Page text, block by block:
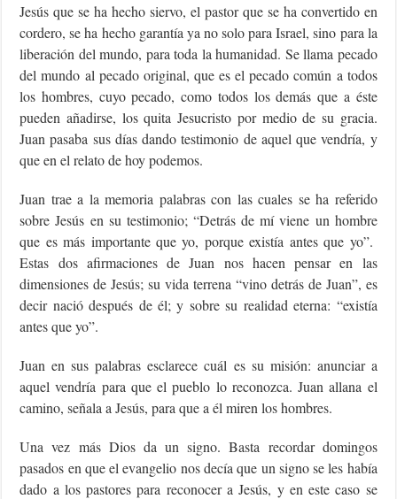
Jesús que se ha hecho siervo, el pastor que se ha convertido en
cordero, se ha hecho garantía ya no solo para Israel, sino para la
liberación del mundo, para toda la humanidad. Se llama pecado
del mundo al pecado original, que es el pecado común a todos
los hombres, cuyo pecado, como todos los demás que a éste
pueden añadirse, los quita Jesucristo por medio de su gracia.
Juan pasaba sus días dando testimonio de aquel que vendría, y
que en el relato de hoy podemos.
Juan trae a la memoria palabras con las cuales se ha referido
sobre Jesús en su testimonio; “Detrás de mí viene un hombre
que es más importante que yo, porque existía antes que yo”.
Estas dos afirmaciones de Juan nos hacen pensar en las
dimensiones de Jesús; su vida terrena “vino detrás de Juan”, es
decir nació después de él; y sobre su realidad eterna: “existía
antes que yo”.
Juan en sus palabras esclarece cuál es su misión: anunciar a
aquel vendría para que el pueblo lo reconozca. Juan allana el
camino, señala a Jesús, para que a él miren los hombres.
Una vez más Dios da un signo. Basta recordar domingos
pasados en que el evangelio nos decía que un signo se les había
dado a los pastores para reconocer a Jesús, y en este caso se